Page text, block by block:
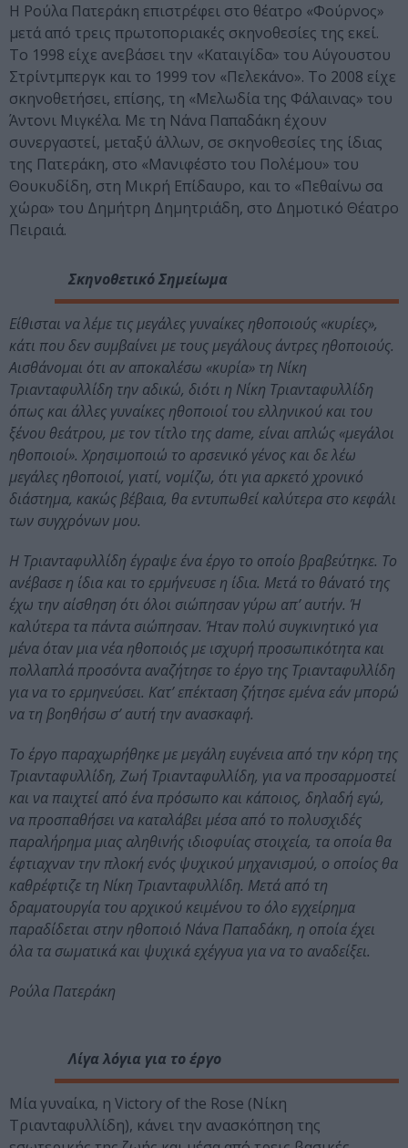
Η Ρούλα Πατεράκη επιστρέφει στο θέατρο «Φούρνος»
μετά από τρεις πρωτοποριακές σκηνοθεσίες της εκεί.
Το 1998 είχε ανεβάσει την «Καταιγίδα» του Αύγουστου
Στρίντμπεργκ και το 1999 τον «Πελεκάνο». Το 2008 είχε
σκηνοθετήσει, επίσης, τη «Μελωδία της Φάλαινας» του
Άντονι Μιγκέλα. Με τη Νάνα Παπαδάκη έχουν
συνεργαστεί, μεταξύ άλλων, σε σκηνοθεσίες της ίδιας
της Πατεράκη, στο «Μανιφέστο του Πολέμου» του
Θουκυδίδη, στη Μικρή Επίδαυρο, και το «Πεθαίνω σα
χώρα» του Δημήτρη Δημητριάδη, στο Δημοτικό Θέατρο
Πειραιά.
Σκηνοθετικό Σημείωμα
Είθισται να λέμε τις μεγάλες γυναίκες ηθοποιούς «κυρίες»,
κάτι που δεν συμβαίνει με τους μεγάλους άντρες ηθοποιούς.
Αισθάνομαι ότι αν αποκαλέσω «κυρία» τη Νίκη
Τριανταφυλλίδη την αδικώ, διότι η Νίκη Τριανταφυλλίδη
όπως και άλλες γυναίκες ηθοποιοί του ελληνικού και του
ξένου θεάτρου, με τον τίτλο της dame, είναι απλώς «μεγάλοι
ηθοποιοί». Χρησιμοποιώ το αρσενικό γένος και δε λέω
μεγάλες ηθοποιοί, γιατί, νομίζω, ότι για αρκετό χρονικό
διάστημα, κακώς βέβαια, θα εντυπωθεί καλύτερα στο κεφάλι
των συγχρόνων μου.
Η Τριανταφυλλίδη έγραψε ένα έργο το οποίο βραβεύτηκε. Το
ανέβασε η ίδια και το ερμήνευσε η ίδια. Μετά το θάνατό της
έχω την αίσθηση ότι όλοι σιώπησαν γύρω απ’ αυτήν. Ή
καλύτερα τα πάντα σιώπησαν. Ήταν πολύ συγκινητικό για
μένα όταν μια νέα ηθοποιός με ισχυρή προσωπικότητα και
πολλαπλά προσόντα αναζήτησε το έργο της Τριανταφυλλίδη
για να το ερμηνεύσει. Κατ’ επέκταση ζήτησε εμένα εάν μπορώ
να τη βοηθήσω σ’ αυτή την ανασκαφή.
Το έργο παραχωρήθηκε με μεγάλη ευγένεια από την κόρη της
Τριανταφυλλίδη, Ζωή Τριανταφυλλίδη, για να προσαρμοστεί
και να παιχτεί από ένα πρόσωπο και κάποιος, δηλαδή εγώ,
να προσπαθήσει να καταλάβει μέσα από το πολυσχιδές
παραλήρημα μιας αληθινής ιδιοφυίας στοιχεία, τα οποία θα
έφτιαχναν την πλοκή ενός ψυχικού μηχανισμού, ο οποίος θα
καθρέφτιζε τη Νίκη Τριανταφυλλίδη. Μετά από τη
δραματουργία του αρχικού κειμένου το όλο εγχείρημα
παραδίδεται στην ηθοποιό Νάνα Παπαδάκη, η οποία έχει
όλα τα σωματικά και ψυχικά εχέγγυα για να το αναδείξει.
Ρούλα Πατεράκη
Λίγα λόγια για το έργο
Μία γυναίκα, η Victory of the Rose (Νίκη
Τριανταφυλλίδη), κάνει την ανασκόπηση της